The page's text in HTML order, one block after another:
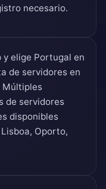
necesario.
y elige Portugal en
de servidores en
Múltiples
de servidores
disponibles
Oporto,